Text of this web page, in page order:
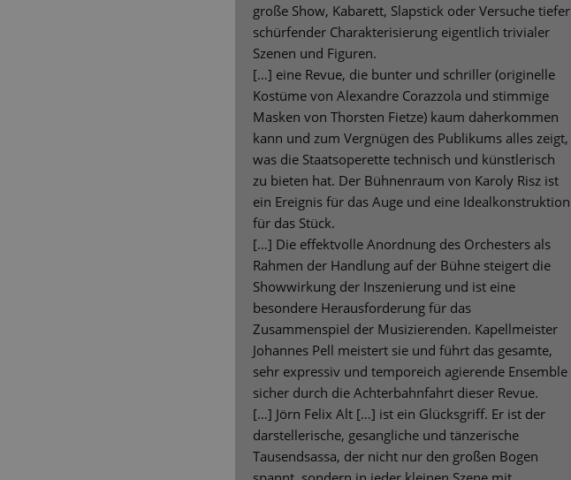
große Show, Kabarett, Slapstick oder Versuche tiefer
schürfender Charakterisierung eigentlich trivialer
Szenen und Figuren.
[…] eine Revue, die bunter und schriller (originelle
Kostüme von Alexandre Corazzola und stimmige
Masken von Thorsten Fietze) kaum daherkommen
kann und zum Vergnügen des Publikums alles zeigt,
was die Staatsoperette technisch und künstlerisch
zu bieten hat. Der Bühnenraum von Karoly Risz ist
ein Ereignis für das Auge und eine Idealkonstruktion
für das Stück.
[…] Die effektvolle Anordnung des Orchesters als
Rahmen der Handlung auf der Bühne steigert die
Showwirkung der Inszenierung und ist eine
besondere Herausforderung für das
Zusammenspiel der Musizierenden. Kapellmeister
Johannes Pell meistert sie und führt das gesamte,
sehr expressiv und temporeich agierende Ensemble
sicher durch die Achterbahnfahrt dieser Revue.
[…] Jörn Felix Alt […] ist ein Glücksgriff. Er ist der
darstellerische, gesangliche und tänzerische
Tausendsassa, der nicht nur den großen Bogen